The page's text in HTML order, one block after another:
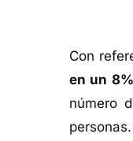
Con
en un 8%
número
personas.